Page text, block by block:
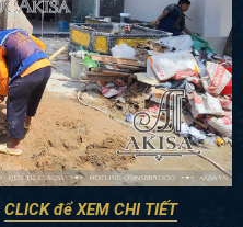
CLICK để XEM CHI TIẾT